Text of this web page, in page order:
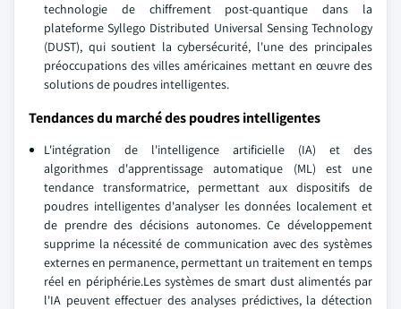
technologie de chiffrement post-quantique dans la
plateforme Syllego Distributed Universal Sensing Technology
(DUST), qui soutient la cybersécurité, l'une des principales
préoccupations des villes américaines mettant en œuvre des
solutions de poudres intelligentes.
Tendances du marché des poudres intelligentes
L'intégration de l'intelligence artificielle (IA) et des
algorithmes d'apprentissage automatique (ML) est une
tendance transformatrice, permettant aux dispositifs de
poudres intelligentes d'analyser les données localement et
de prendre des décisions autonomes. Ce développement
supprime la nécessité de communication avec des systèmes
externes en permanence, permettant un traitement en temps
réel en périphérie.Les systèmes de smart dust alimentés par
l'IA peuvent effectuer des analyses prédictives, la détection